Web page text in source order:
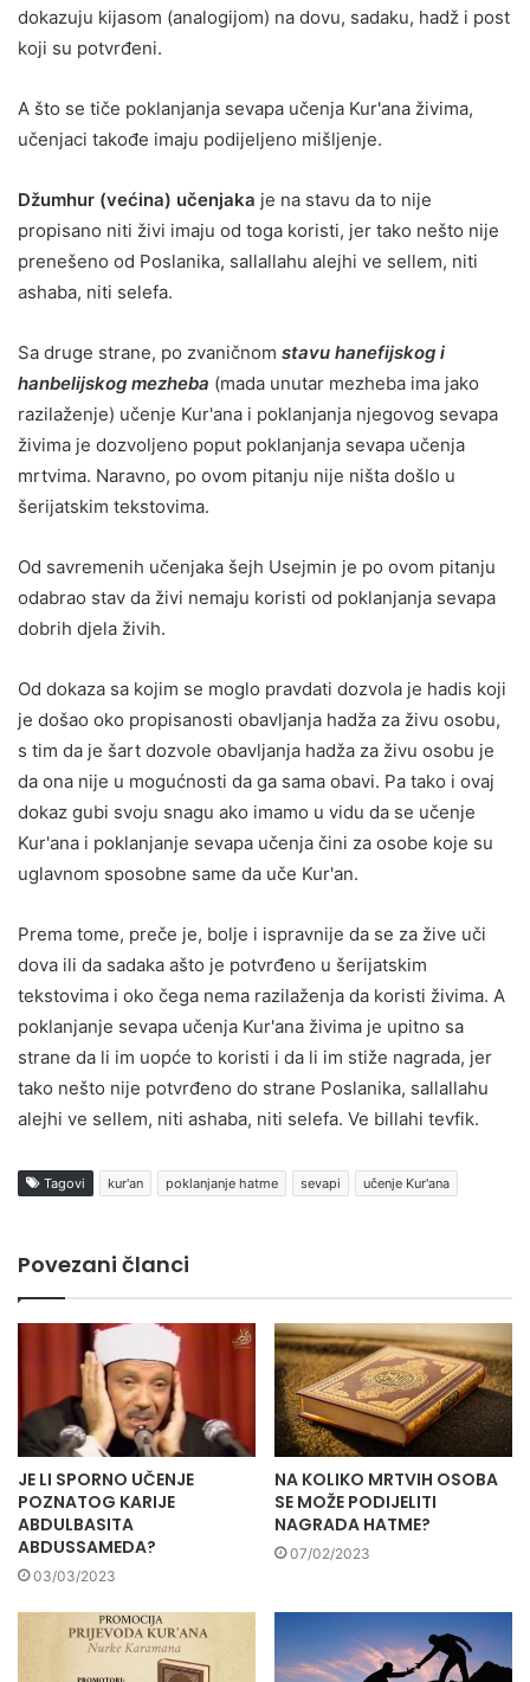
dokazuju kijasom (analogijom) na dovu, sadaku, hadž i post
koji su potvrđeni.
A što se tiče poklanjanja sevapa učenja Kur'ana živima,
učenjaci takođe imaju podijeljeno mišljenje.
Džumhur (većina) učenjaka je na stavu da to nije
propisano niti živi imaju od toga koristi, jer tako nešto nije
prenešeno od Poslanika, sallallahu alejhi ve sellem, niti
ashaba, niti selefa.
Sa druge strane, po zvaničnom stavu hanefijskog i
hanbelijskog mezheba (mada unutar mezheba ima jako
razilaženje) učenje Kur'ana i poklanjanja njegovog sevapa
živima je dozvoljeno poput poklanjanja sevapa učenja
mrtvima. Naravno, po ovom pitanju nije ništa došlo u
šerijatskim tekstovima.
Od savremenih učenjaka šejh Usejmin je po ovom pitanju
odabrao stav da živi nemaju koristi od poklanjanja sevapa
dobrih djela živih.
Od dokaza sa kojim se moglo pravdati dozvola je hadis koji
je došao oko propisanosti obavljanja hadža za živu osobu,
s tim da je šart dozvole obavljanja hadža za živu osobu je
da ona nije u mogućnosti da ga sama obavi. Pa tako i ovaj
dokaz gubi svoju snagu ako imamo u vidu da se učenje
Kur'ana i poklanjanje sevapa učenja čini za osobe koje su
uglavnom sposobne same da uče Kur'an.
Prema tome, preče je, bolje i ispravnije da se za žive uči
dova ili da sadaka ašto je potvrđeno u šerijatskim
tekstovima i oko čega nema razilaženja da koristi živima. A
poklanjanje sevapa učenja Kur'ana živima je upitno sa
strane da li im uopće to koristi i da li im stiže nagrada, jer
tako nešto nije potvrđeno do strane Poslanika, sallallahu
alejhi ve sellem, niti ashaba, niti selefa. Ve billahi tevfik.
Tagovi kur'an poklanjanje hatme sevapi učenje Kur'ana
Povezani članci
JE LI SPORNO UČENJE
POZNATOG KARIJE
ABDULBASITA
ABDUSSAMEDA?
03/03/2023
NA KOLIKO MRTVIH OSOBA
SE MOŽE PODIJELITI
NAGRADA HATME?
07/02/2023